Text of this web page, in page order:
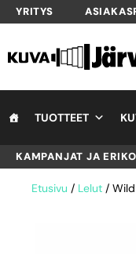
YRITYS
TUOTTEET
KAMPANJAT JA
Etusivu / Lelut /